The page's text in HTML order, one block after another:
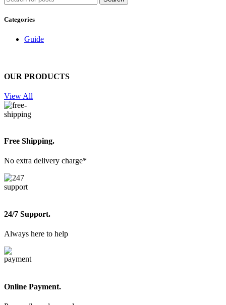
Categories
Guide
OUR PRODUCTS
View All
Free Shipping.
No extra delivery charge*
24/7 Support.
Always here to help
Online Payment.